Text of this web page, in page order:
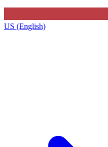
US (English)